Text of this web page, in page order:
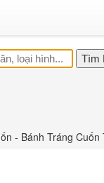
- Bánh Tráng